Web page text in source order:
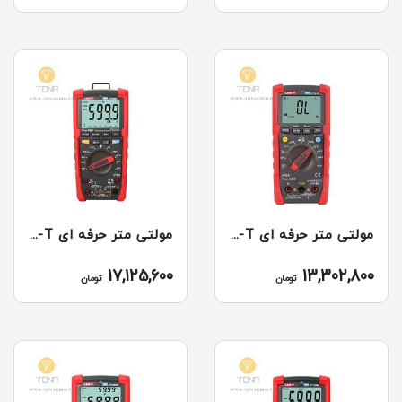
مولتی متر حرفه ای UT191T UNI-T
13,302,800 تومان
مولتی متر حرفه ای UT195E UNI-T
17,125,600 تومان